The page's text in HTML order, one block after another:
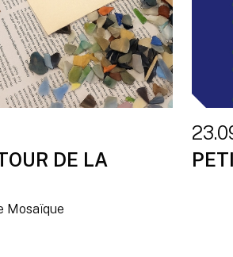
DE LA
Mosaïque